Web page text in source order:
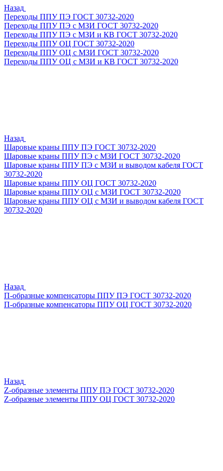
Назад
Переходы ППУ ПЭ ГОСТ 30732-2020
Переходы ППУ ПЭ с МЗИ ГОСТ 30732-2020
Переходы ППУ ПЭ с МЗИ и КВ ГОСТ 30732-2020
Переходы ППУ ОЦ ГОСТ 30732-2020
Переходы ППУ ОЦ с МЗИ ГОСТ 30732-2020
Переходы ППУ ОЦ с МЗИ и КВ ГОСТ 30732-2020
Назад
Шаровые краны ППУ ПЭ ГОСТ 30732-2020
Шаровые краны ППУ ПЭ с МЗИ ГОСТ 30732-2020
Шаровые краны ППУ ПЭ с МЗИ и выводом кабеля ГОСТ
30732-2020
Шаровые краны ППУ ОЦ ГОСТ 30732-2020
Шаровые краны ППУ ОЦ с МЗИ ГОСТ 30732-2020
Шаровые краны ППУ ОЦ с МЗИ и выводом кабеля ГОСТ
30732-2020
Назад
П-образные компенсаторы ППУ ПЭ ГОСТ 30732-2020
П-образные компенсаторы ППУ ОЦ ГОСТ 30732-2020
Назад
Z-образные элементы ППУ ПЭ ГОСТ 30732-2020
Z-образные элементы ППУ ОЦ ГОСТ 30732-2020